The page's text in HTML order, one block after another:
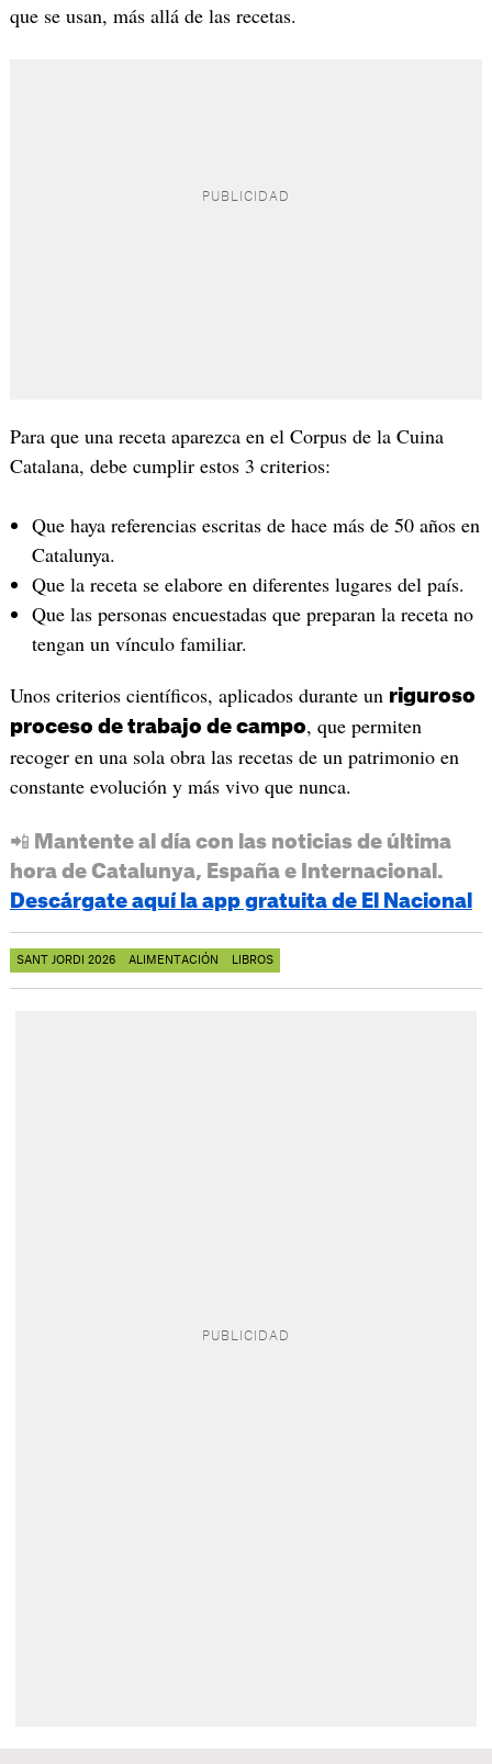
que se usan, más allá de las recetas.
Para que una receta aparezca en el Corpus de la Cuina
Catalana, debe cumplir estos 3 criterios:
Que haya referencias escritas de hace más de 50 años en
Catalunya.
Que la receta se elabore en diferentes lugares del país.
Que las personas encuestadas que preparan la receta no
tengan un vínculo familiar.
Unos criterios científicos, aplicados durante un riguroso
proceso de trabajo de campo, que permiten
recoger en una sola obra las recetas de un patrimonio en
constante evolución y más vivo que nunca.
📲 Mantente al día con las noticias de última
hora de Catalunya, España e Internacional.
Descárgate aquí la app gratuita de El Nacional
SANT JORDI 2026 ALIMENTACIÓN LIBROS